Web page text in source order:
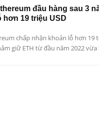
đầu hàng sau 3
hơn 19 triệu USD
chấp nhận khoản lỗ hơn 19
giữ ETH từ đầu năm 2022 vừa